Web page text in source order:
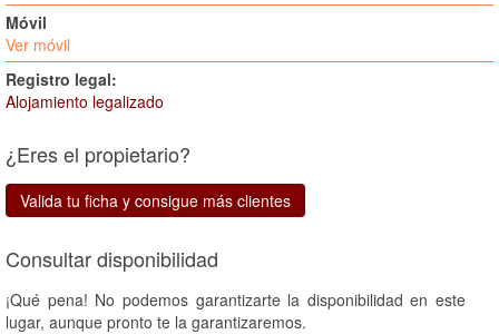
Móvil
Ver móvil
Registro legal:
Alojamiento legalizado
¿Eres el propietario?
Valida tu ficha y consigue más clientes
Consultar disponibilidad
¡Qué pena! No podemos garantizarte la disponibilidad en este
lugar, aunque pronto te la garantizaremos.